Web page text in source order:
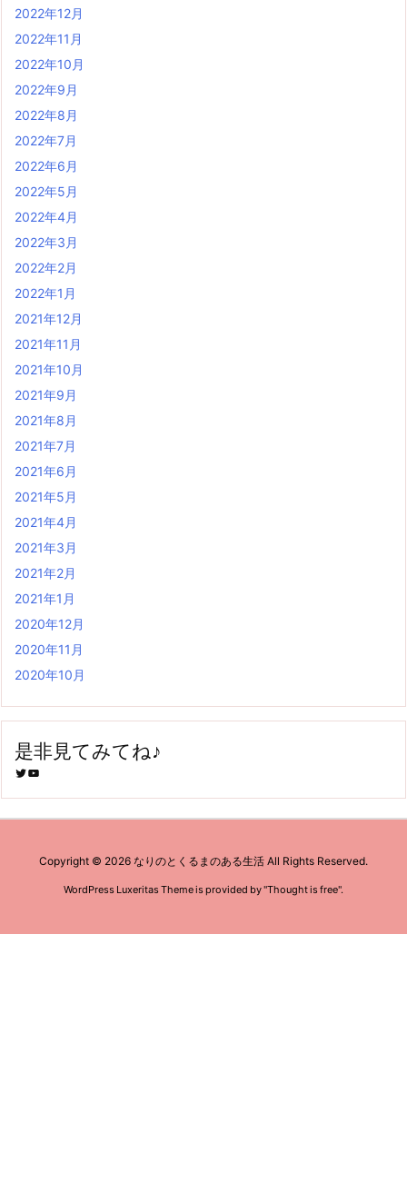
2022年12月
2022年11月
2022年10月
2022年9月
2022年8月
2022年7月
2022年6月
2022年5月
2022年4月
2022年3月
2022年2月
2022年1月
2021年12月
2021年11月
2021年10月
2021年9月
2021年8月
2021年7月
2021年6月
2021年5月
2021年4月
2021年3月
2021年2月
2021年1月
2020年12月
2020年11月
2020年10月
是非見てみてね♪
Twitter YouTube
Copyright © 2026 なりのとくるまのある生活 All Rights Reserved.
WordPress Luxeritas Theme is provided by "Thought is free".